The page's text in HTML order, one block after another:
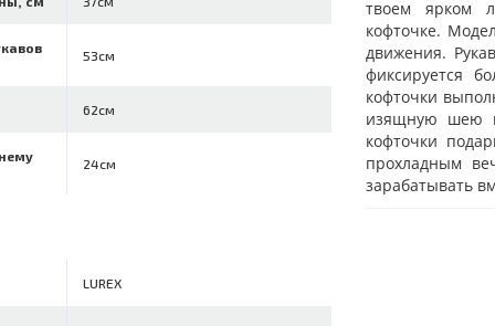
53см
62см
24см
LUREX
твоем ярком
кофточке.
движения.
фиксируется
кофточки
изящную шею
кофточки
прохладным
зарабатывать